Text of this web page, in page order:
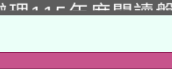
素養講師名單